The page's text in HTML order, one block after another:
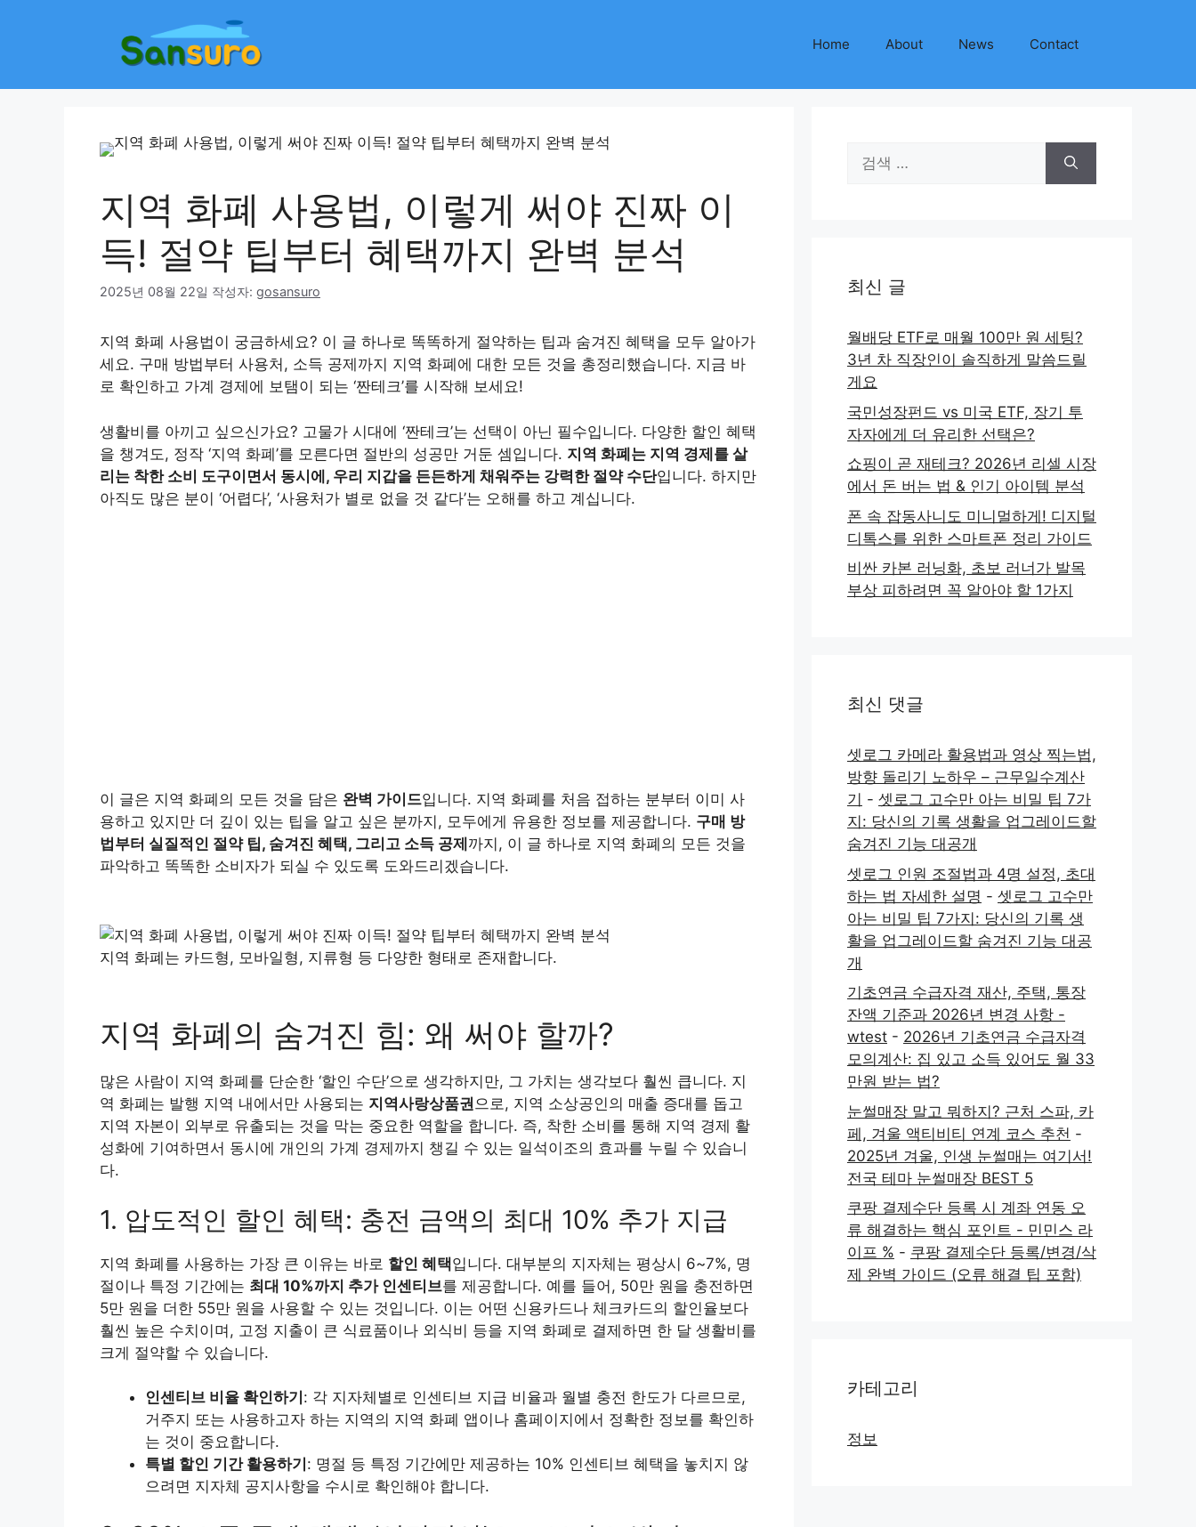
Home About News Contact
지역 화폐 사용법, 이렇게 써야 진짜 이
득! 절약 팁부터 혜택까지 완벽 분석
2025년 08월 22일 작성자: gosansuro
지역 화폐 사용법이 궁금하세요? 이 글 하나로 똑똑하게 절약하는 팁과 숨겨진 혜택을 모두 알아가
세요. 구매 방법부터 사용처, 소득 공제까지 지역 화폐에 대한 모든 것을 총정리했습니다. 지금 바
로 확인하고 가계 경제에 보탬이 되는 ‘짠테크’를 시작해 보세요!
생활비를 아끼고 싶으신가요? 고물가 시대에 ‘짠테크’는 선택이 아닌 필수입니다. 다양한 할인 혜택
을 챙겨도, 정작 ‘지역 화폐’를 모른다면 절반의 성공만 거둔 셈입니다. 지역 화폐는 지역 경제를 살
리는 착한 소비 도구이면서 동시에, 우리 지갑을 든든하게 채워주는 강력한 절약 수단입니다. 하지만
아직도 많은 분이 ‘어렵다’, ‘사용처가 별로 없을 것 같다’는 오해를 하고 계십니다.
이 글은 지역 화폐의 모든 것을 담은 완벽 가이드입니다. 지역 화폐를 처음 접하는 분부터 이미 사
용하고 있지만 더 깊이 있는 팁을 알고 싶은 분까지, 모두에게 유용한 정보를 제공합니다. 구매 방
법부터 실질적인 절약 팁, 숨겨진 혜택, 그리고 소득 공제 까지, 이 글 하나로 지역 화폐의 모든 것을
파악하고 똑똑한 소비자가 되실 수 있도록 도와드리겠습니다.
지역 화폐는 카드형, 모바일형, 지류형 등 다양한 형태로 존재합니다.
지역 화폐의 숨겨진 힘: 왜 써야 할까?
많은 사람이 지역 화폐를 단순한 ‘할인 수단’으로 생각하지만, 그 가치는 생각보다 훨씬 큽니다. 지
역 화폐는 발행 지역 내에서만 사용되는 지역사랑상품권으로, 지역 소상공인의 매출 증대를 돕고
지역 자본이 외부로 유출되는 것을 막는 중요한 역할을 합니다. 즉, 착한 소비를 통해 지역 경제 활
성화에 기여하면서 동시에 개인의 가계 경제까지 챙길 수 있는 일석이조의 효과를 누릴 수 있습니
다.
1. 압도적인 할인 혜택: 충전 금액의 최대 10% 추가 지급
지역 화폐를 사용하는 가장 큰 이유는 바로 할인 혜택입니다. 대부분의 지자체는 평상시 6~7%, 명
절이나 특정 기간에는 최대 10%까지 추가 인센티브를 제공합니다. 예를 들어, 50만 원을 충전하면
5만 원을 더한 55만 원을 사용할 수 있는 것입니다. 이는 어떤 신용카드나 체크카드의 할인율보다
훨씬 높은 수치이며, 고정 지출이 큰 식료품이나 외식비 등을 지역 화폐로 결제하면 한 달 생활비를
크게 절약할 수 있습니다.
인센티브 비율 확인하기 : 각 지자체별로 인센티브 지급 비율과 월별 충전 한도가 다르므로,
거주지 또는 사용하고자 하는 지역의 지역 화폐 앱이나 홈페이지에서 정확한 정보를 확인하
는 것이 중요합니다.
특별 할인 기간 활용하기 : 명절 등 특정 기간에만 제공하는 10% 인센티브 혜택을 놓치지 않
으려면 지자체 공지사항을 수시로 확인해야 합니다.
색:
최신 글
월배당 ETF로 매월 100만 원 세팅?
3년 차 직장인이 솔직하게 말씀드릴
게요
국민성장펀드 vs 미국 ETF, 장기 투
자자에게 더 유리한 선택은?
쇼핑이 곧 재테크? 2026년 리셀 시장
에서 돈 버는 법 & 인기 아이템 분석
폰 속 잡동사니도 미니멀하게! 디지털
디톡스를 위한 스마트폰 정리 가이드
비싼 카본 러닝화, 초보 러너가 발목
부상 피하려면 꼭 알아야 할 1가지
최신 댓글
셋로그 카메라 활용법과 영상 찍는법,
방향 돌리기 노하우 – 근무일수계산
기 - 셋로그 고수만 아는 비밀 팁 7가
지: 당신의 기록 생활을 업그레이드할
숨겨진 기능 대공개
셋로그 인원 조절법과 4명 설정, 초대
하는 법 자세한 설명 - 셋로그 고수만
아는 비밀 팁 7가지: 당신의 기록 생
활을 업그레이드할 숨겨진 기능 대공
개
기초연금 수급자격 재산, 주택, 통장
잔액 기준과 2026년 변경 사항 -
wtest - 2026년 기초연금 수급자격
모의계산: 집 있고 소득 있어도 월 33
만원 받는 법?
눈썰매장 말고 뭐하지? 근처 스파, 카
페, 겨울 액티비티 연계 코스 추천 -
2025년 겨울, 인생 눈썰매는 여기서!
전국 테마 눈썰매장 BEST 5
쿠팡 결제수단 등록 시 계좌 연동 오
류 해결하는 핵심 포인트 - 민민스 라
이프 % - 쿠팡 결제수단 등록/변경/삭
제 완벽 가이드 (오류 해결 팁 포함)
카테고리
정보